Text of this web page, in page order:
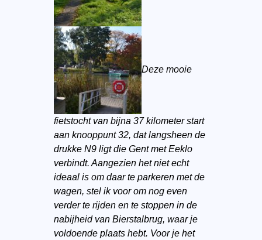
Deze mooie
fietstocht van bijna 37 kilometer start
aan knooppunt 32, dat langsheen de
drukke N9 ligt die Gent met Eeklo
verbindt. Aangezien het niet echt
ideaal is om daar te parkeren met de
wagen, stel ik voor om nog even
verder te rijden en te stoppen in de
nabijheid van Bierstalbrug, waar je
voldoende plaats hebt. Voor je het